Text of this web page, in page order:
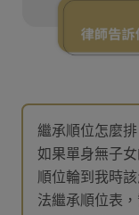
繼承順位怎麼
如果單身無子
順位輪到我時
法繼承順位表